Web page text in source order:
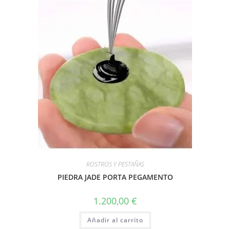
ROSTROS Y PESTAÑAS
PIEDRA JADE PORTA PEGAMENTO
1.200,00 €
Añadir al carrito